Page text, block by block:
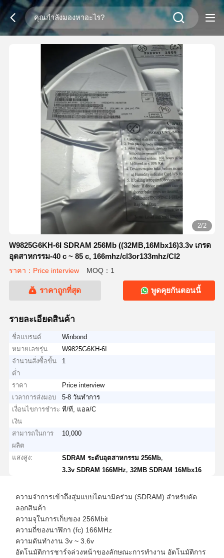
2/2
W9825G6KH-6I SDRAM 256Mb ((32MB,16Mbx16)3.3v เกรด
อุตสาหกรรม-40 c ~ 85 c, 166mhz/cl3or133mhz/Cl2
ราคา：Price interview MOQ：1
ราคาถูกที่สุด พูดคุยกันตอนนี้
รายละเอียดสินค้า
ชื่อแบรนด์
Winbond
หมายเลขรุ่น
W9825G6KH-6I
จำนวนสั่งซื้อขั้น
ต่ำ
1
ราคา
Price interview
เวลาการส่งมอบ
5-8 วันทำการ
เงื่อนไขการชำระ
เงิน
ที/ที, แอล/C
สามารถในการ
ผลิต
10,000
แสงสูง: SDRAM ระดับอุตสาหกรรม 256Mb
3.3v SDRAM 166MHz ,32MB SDRAM 16Mbx16
ความจําการเข้าถึงสุ่มแบบไดนามิคร่วม (SDRAM) สําหรับคัด
ลอกสินค้า
ความจุในการเก็บของ 256Mbit
ความถี่ของนาฬิกา (fc) 166MHz
ความดันทํางาน 3v ~ 3.6v
อัตโนมัติการชาร์จล่วงหน้าของลักษณะการทํางาน อัตโนมัติการ